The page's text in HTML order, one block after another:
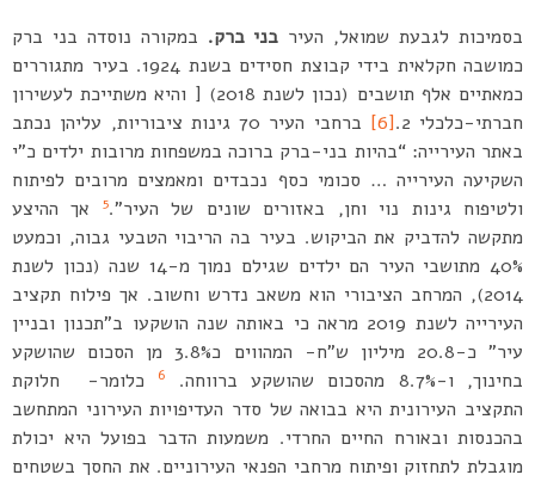
בסמיכות לגבעת שמואל, העיר בני ברק. במקורה נוסדה בני ברק
כמושבה חקלאית בידי קבוצת חסידים בשנת 1924. בעיר מתגוררים
כמאתיים אלף תושבים (נכון לשנת 2018) [ והיא משתייכת לעשירון
חברתי-כלכלי 2.
[6]
ברחבי העיר 70 גינות ציבוריות, עליהן נכתב
באתר העירייה: “בהיות בני-ברק ברוכה במשפחות מרובות ילדים כ”י
השקיעה העירייה … סכומי כסף נכבדים ומאמצים מרובים לפיתוח
ולטיפוח גינות נוי וחן, באזורים שונים של העיר”.5
אך ההיצע
מתקשה להדביק את הביקוש. בעיר בה הריבוי הטבעי גבוה, וכמעט
40% מתושבי העיר הם ילדים שגילם נמוך מ-14 שנה (נכון לשנת
2014), המרחב הציבורי הוא משאב נדרש וחשוב. אך פילוח תקציב
העירייה לשנת 2019 מראה כי באותה שנה הושקעו ב”תכנון ובניין
עיר” כ-20.8 מיליון ש”ח- המהווים כ3.8% מן הסכום שהושקע
בחינוך, ו-8.7% מהסכום שהושקע ברווחה.
6
כלומר- חלוקת
התקציב העירונית היא בבואה של סדר העדיפויות העירוני המתחשב
בהכנסות ובאורח החיים החרדי. משמעות הדבר בפועל היא יכולת
מוגבלת לתחזוק ופיתוח מרחבי הפנאי העירוניים. את החסך בשטחים